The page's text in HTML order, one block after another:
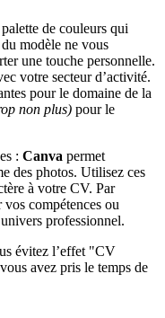
de couleurs qui
modèle ne vous
une touche personnelle.
votre secteur d’activité.
pour le domaine de la
non plus) pour le
: Canva permet
des photos. Utilisez ces
à votre CV. Par
compétences ou
professionnel.
évitez l’effet "CV
avez pris le temps de